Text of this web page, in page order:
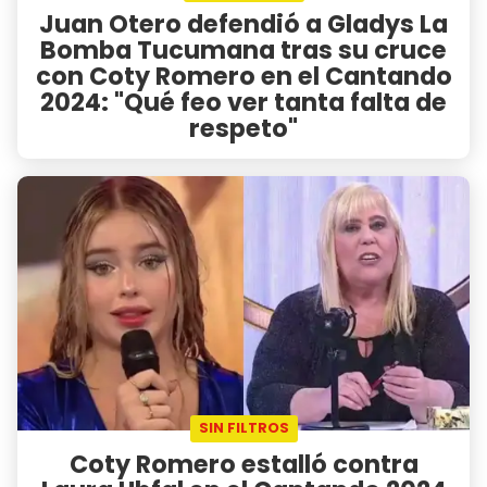
Juan Otero defendió a Gladys La
Bomba Tucumana tras su cruce
con Coty Romero en el Cantando
2024: "Qué feo ver tanta falta de
respeto"
SIN FILTROS
Coty Romero estalló contra